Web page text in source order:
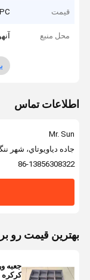
قیمت
محل منبع
اطلاعات تماس
Mr. Sun
جاده دياويوتاي، شهر
86-13856308322
بهترين قيمت رو
کرکره